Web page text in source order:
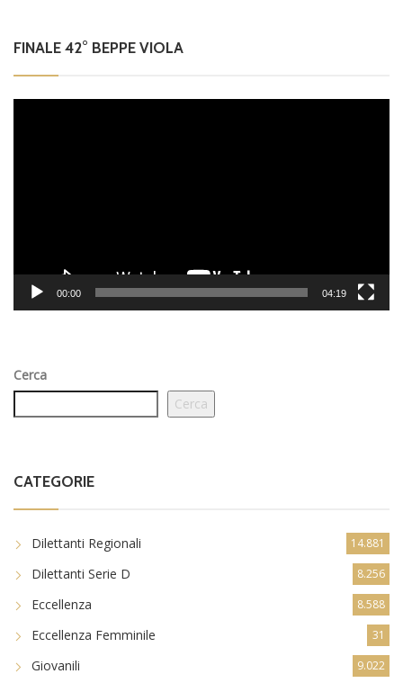
FINALE 42° BEPPE VIOLA
00:00 04:19
Cerca
Cerca
CATEGORIE
Dilettanti Regionali 14.881
Dilettanti Serie D 8.256
Eccellenza 8.588
Eccellenza Femminile 31
Giovanili 9.022